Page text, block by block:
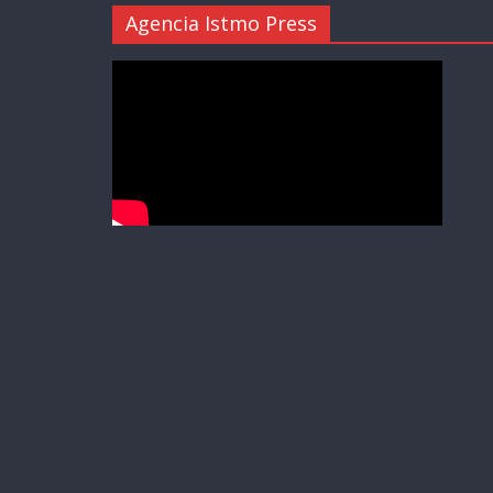
Agencia Istmo Press